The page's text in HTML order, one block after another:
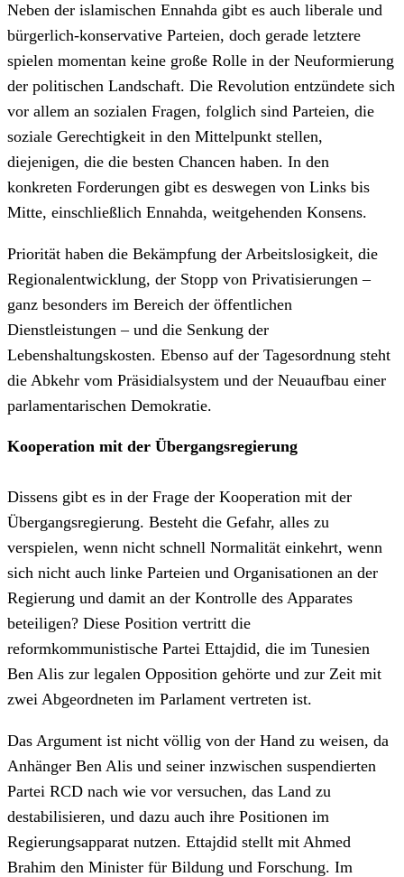
Neben der islamischen Ennahda gibt es auch liberale und
bürgerlich-konservative Parteien, doch gerade letztere
spielen momentan keine große Rolle in der Neuformierung
der politischen Landschaft. Die Revolution entzündete sich
vor allem an sozialen Fragen, folglich sind Parteien, die
soziale Gerechtigkeit in den Mittelpunkt stellen,
diejenigen, die die besten Chancen haben. In den
konkreten Forderungen gibt es deswegen von Links bis
Mitte, einschließlich Ennahda, weitgehenden Konsens.
Priorität haben die Bekämpfung der Arbeitslosigkeit, die
Regionalentwicklung, der Stopp von Privatisierungen –
ganz besonders im Bereich der öffentlichen
Dienstleistungen – und die Senkung der
Lebenshaltungskosten. Ebenso auf der Tagesordnung steht
die Abkehr vom Präsidialsystem und der Neuaufbau einer
parlamentarischen Demokratie.
Kooperation mit der Übergangsregierung
Dissens gibt es in der Frage der Kooperation mit der
Übergangsregierung. Besteht die Gefahr, alles zu
verspielen, wenn nicht schnell Normalität einkehrt, wenn
sich nicht auch linke Parteien und Organisationen an der
Regierung und damit an der Kontrolle des Apparates
beteiligen? Diese Position vertritt die
reformkommunistische Partei Ettajdid, die im Tunesien
Ben Alis zur legalen Opposition gehörte und zur Zeit mit
zwei Abgeordneten im Parlament vertreten ist.
Das Argument ist nicht völlig von der Hand zu weisen, da
Anhänger Ben Alis und seiner inzwischen suspendierten
Partei RCD nach wie vor versuchen, das Land zu
destabilisieren, und dazu auch ihre Positionen im
Regierungsapparat nutzen. Ettajdid stellt mit Ahmed
Brahim den Minister für Bildung und Forschung. Im